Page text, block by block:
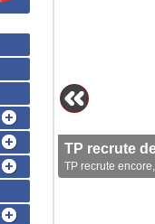
TP recrute
TP recrute